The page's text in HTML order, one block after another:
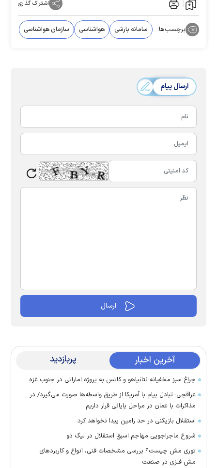
اشتراک گذاری
برچسب‌ها: سامانه بارشی هواشناسی سازمان هواشناسی
ارسال پیام
آخرین اخبار پربازدید
چراغ سبز مخفیانه نتانیاهو و کاتس به پروژه اماراتی در جنوب غزه
عراقچی: تبادل پیام با آمریکا از طریق واسطه‌ها صورت می‌گیرد/ در
مذاکرات با عمان در مراحل پایانی قرار داریم
استقلال بازیکنی در حد رامین پیدا نخواهد کرد
شروع ماجراجویی مهاجم اسبق استقلال در لیگ دو
توری مش چیست؟ بررسی مشخصات فنی، انواع و کاربردهای
مش فلزی در صنعت